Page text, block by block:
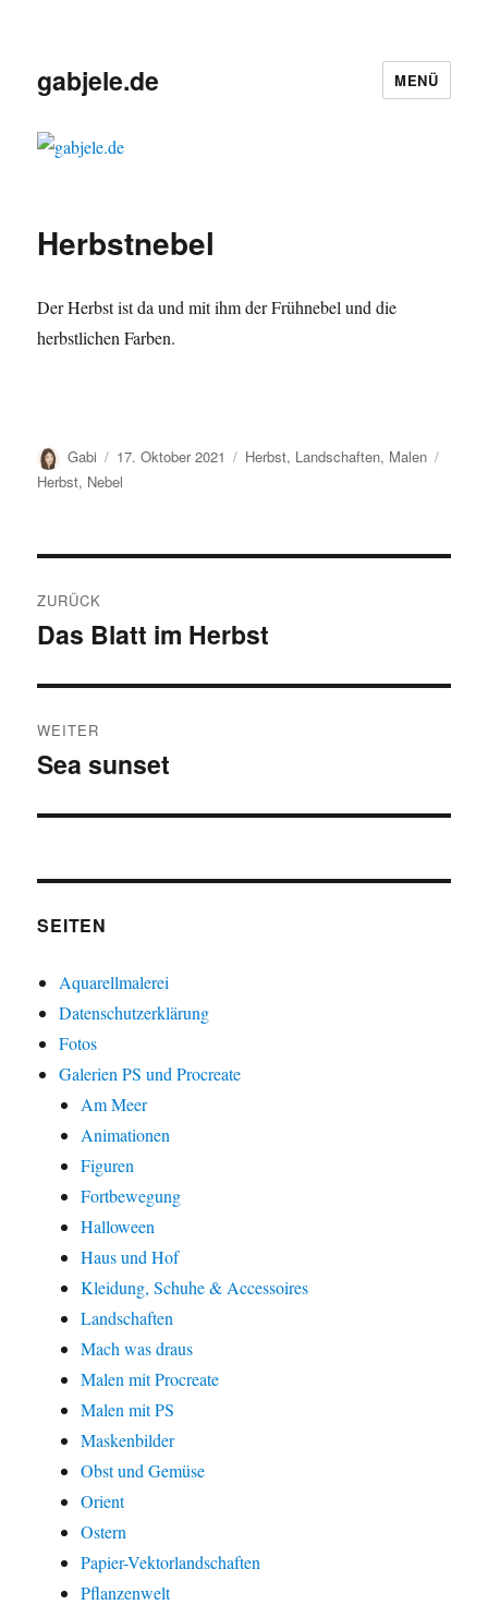
gabjele.de MENÜ
Herbstnebel
Der Herbst ist da und mit ihm der Frühnebel und die
herbstlichen Farben.
Autor
Gabi
Veröffentlicht
am
17. Oktober 2021 Kategorien
Herbst, Landschaften, Malen
Herbst, Nebel
ZURÜCK
Vorheriger
Das Blatt im Herbst
WEITER
Nächster
Sea sunset
SEITEN
Aquarellmalerei
Datenschutzerklärung
Fotos
Galerien PS und Procreate
Am Meer
Animationen
Figuren
Fortbewegung
Halloween
Haus und Hof
Kleidung, Schuhe & Accessoires
Landschaften
Mach was draus
Malen mit Procreate
Malen mit PS
Maskenbilder
Obst und Gemüse
Orient
Ostern
Papier-Vektorlandschaften
Pflanzenwelt